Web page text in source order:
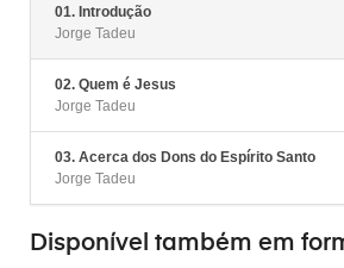
01. Introdução
Jorge Tadeu
02. Quem é Jesus
Jorge Tadeu
03. Acerca dos Dons do Espírito Santo
Jorge Tadeu
Disponível também em